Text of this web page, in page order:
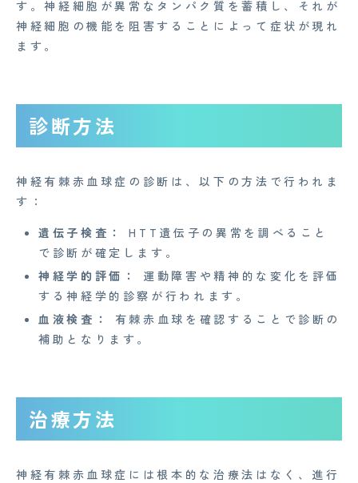
す。神経細胞が異常なタンパク質を蓄積し、それが
神経細胞の機能を阻害することによって症状が現れ
ます。
診断方法
神経有棘赤血球症の診断は、以下の方法で行われま
す：
遺伝子検査：
HTT遺伝子の異常を調べること
で診断が確定します。
神経学的評価：
運動障害や精神的な変化を評価
する神経学的診察が行われます。
血液検査：
有棘赤血球を確認することで診断の
補助となります。
治療方法
神経有棘赤血球症には根本的な治療法はなく、進行
AGAメディア
Medi Face Journal
お知らせ
Z産業医事務所